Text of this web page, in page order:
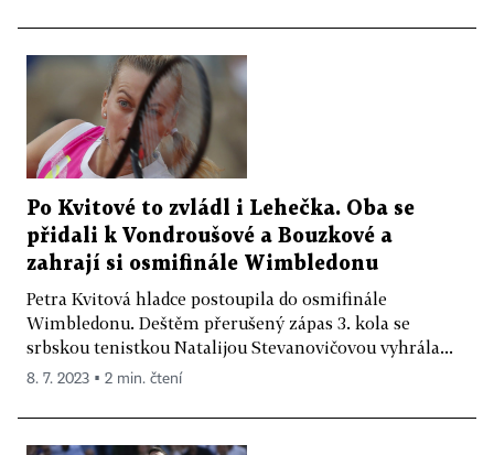
Po Kvitové to zvládl i Lehečka. Oba se
přidali k Vondroušové a Bouzkové a
zahrají si osmifinále Wimbledonu
Petra Kvitová hladce postoupila do osmifinále
Wimbledonu. Deštěm přerušený zápas 3. kola se
srbskou tenistkou Natalijou Stevanovičovou vyhrála...
8. 7. 2023 ▪ 2 min. čtení